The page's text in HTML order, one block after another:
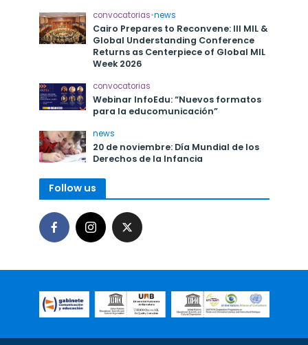
convocatorias•news
Cairo Prepares to Reconvene: III MIL &
Global Understanding Conference
Returns as Centerpiece of Global MIL
Week 2026
convocatorias
Webinar InfoEdu: “Nuevos formatos
para la educomunicación”
news
20 de noviembre: Día Mundial de los
Derechos de la Infancia
Follow us